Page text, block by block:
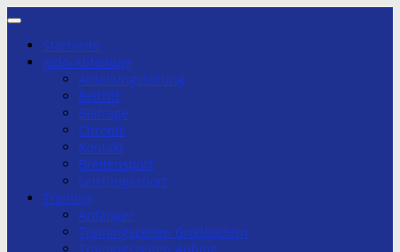
Zum
springenStartseite
Judo-Abteilung
Abteilungsleitung
Beitritt
Beiträge
Chronik
Kontakt
Breitensport
Leistungssport
Training
Anfänger
Trainingszeiten Großhadern